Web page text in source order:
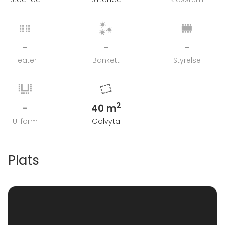
-
Teater
-
Bankett
-
Styrelse
-
U-form
40 m2
Golvyta
Plats